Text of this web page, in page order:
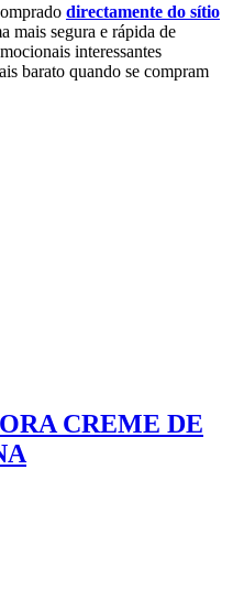
directamente do sítio
mais segura e rápida de
interessantes
barato quando se compram
CREME DE